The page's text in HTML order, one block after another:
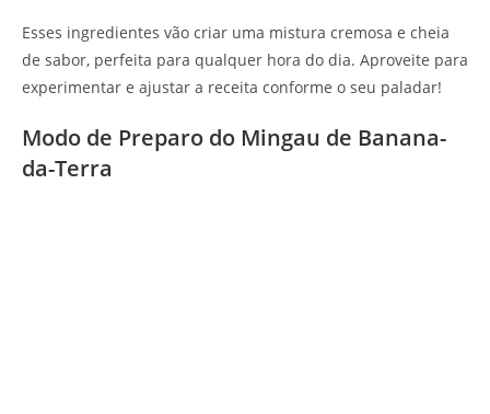
Esses ingredientes vão criar uma mistura cremosa e cheia
de sabor, perfeita para qualquer hora do dia. Aproveite para
experimentar e ajustar a receita conforme o seu paladar!
Modo de Preparo do Mingau de Banana-
da-Terra